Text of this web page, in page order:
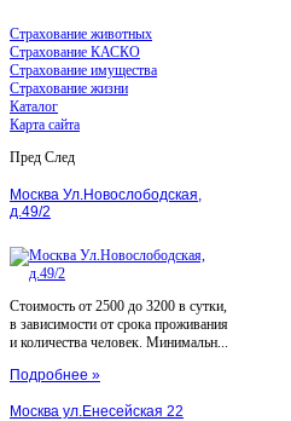
Страхование животных
Страхование КАСКО
Страхование имущества
Страхование жизни
Каталог
Карта сайта
Пред След
Москва Ул.Новослободская,
д.49/2
Стоимость от 2500 до 3200 в сутки,
в зависимости от срока проживания
и количества человек. Минимальн...
Подробнее »
Москва ул.Енесейская 22